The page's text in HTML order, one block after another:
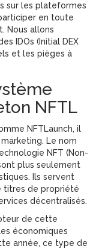
sur les plateformes
en toute
Nous allons
IDOs (Initial DEX
et les pièges à
NFTL
NFTLaunch, il
Le nom
NFT (Non-
plus seulement
Ils servent
titres de propriété
décentralisés.
de cette
économiques
année, ce type de